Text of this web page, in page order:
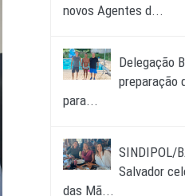
novos Agentes d...
Delegação
preparação
para...
SINDIPOL/
Salvador
das Mã...